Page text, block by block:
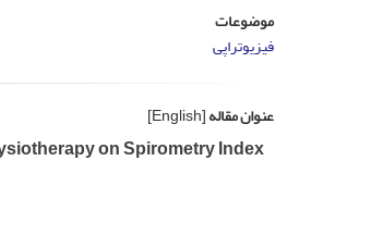
موضوعات
فیزیوتراپی
عنوان مقاله[English]
on Spirometry Index